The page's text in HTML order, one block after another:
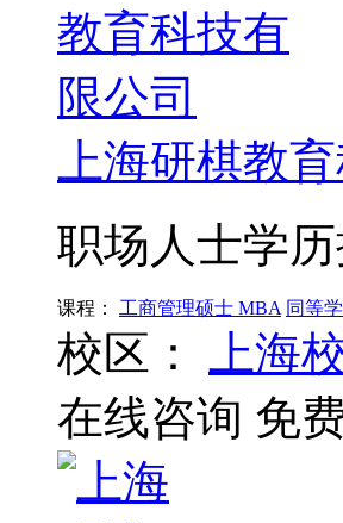
上海研棋教
职场人士学
课程： 工商管理硕士 MBA 同等
校区： 上海
在线咨询 免